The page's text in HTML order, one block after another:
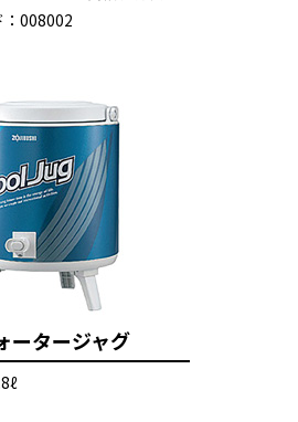
：008002
ータージャグ